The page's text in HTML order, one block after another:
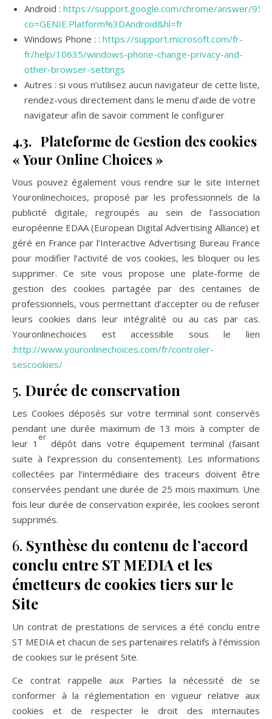
Android : https://support.google.com/chrome/answer/
co=GENIE.Platform%3DAndroid&hl=fr
Windows Phone : : https://support.microsoft.com/fr-
fr/help/10635/windows-phone-change-privacy-and-
other-browser-settings
Autres : si vous n’utilisez aucun navigateur de cette liste,
rendez-vous directement dans le menu d’aide de votre
navigateur afin de savoir comment le configurer
4.3. Plateforme de Gestion des cookies
« Your Online Choices »
Vous pouvez également vous rendre sur le site Internet
Youronlinechoices, proposé par les professionnels de la
publicité digitale, regroupés au sein de l’association
européenne EDAA (European Digital Advertising Alliance) et
géré en France par l’Interactive Advertising Bureau France
pour modifier l’activité de vos cookies, les bloquer ou les
supprimer. Ce site vous propose une plate-forme de
gestion des cookies partagée par des centaines de
professionnels, vous permettant d’accepter ou de refuser
leurs cookies dans leur intégralité ou au cas par cas.
Youronlinechoices est accessible sous le lien
:http://www.youronlinechoices.com/fr/controler-
sescookies/
5. Durée de conservation
Les Cookies déposés sur votre terminal sont conservés
pendant une durée maximum de 13 mois à compter de
leur 1
er
dépôt dans votre équipement terminal (faisant
suite à l’expression du consentement). Les informations
collectées par l’intermédiaire des traceurs doivent être
conservées pendant une durée de 25 mois maximum. Une
fois leur durée de conservation expirée, les cookies seront
supprimés.
6. Synthèse du contenu de l’accord
conclu entre ST MEDIA et les
émetteurs de cookies tiers sur le
Site
Un contrat de prestations de services a été conclu entre
ST MEDIA et chacun de ses partenaires relatifs à l’émission
de cookies sur le présent Site.
Ce contrat rappelle aux Parties la nécessité de se
conformer à la réglementation en vigueur relative aux
cookies et de respecter le droit des internautes